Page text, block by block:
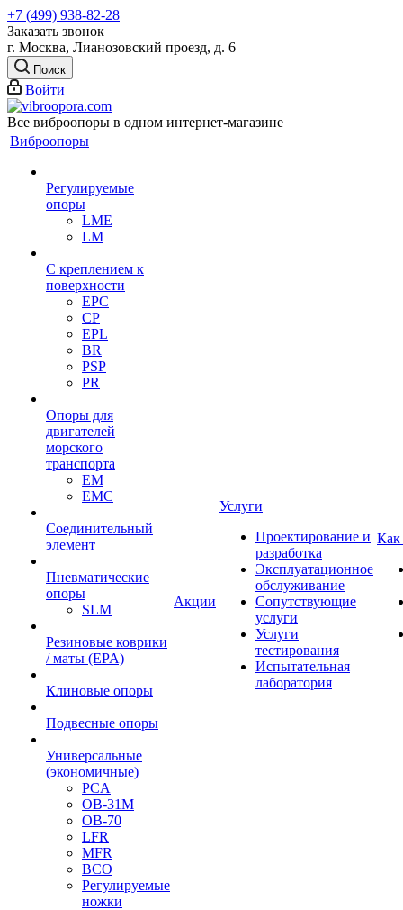
+7 (499) 938-82-28
Заказать звонок
г. Москва, Лианозовский проезд, д. 6
Поиск
Войти
Все виброопоры в одном интернет-магазине
Виброопоры
Регулируемые
опоры
LME
LM
С креплением к
поверхности
EPC
CP
EPL
BR
PSP
PR
Опоры для
двигателей
морского
транспорта
EM
EMC
Cоединительный
элемент
Пневматические
опоры
SLM
Резиновые коврики
/ маты (EPA)
Клиновые опоры
Подвесные опоры
Универсальные
(экономичные)
PCA
ОВ-31М
OB-70
LFR
MFR
ВСО
Регулируемые
ножки
Акции
Услуги
Проектирование и
разработка
Эксплуатационное
обслуживание
Сопутствующие
услуги
Услуги
тестирования
Испытательная
лаборатория
Как